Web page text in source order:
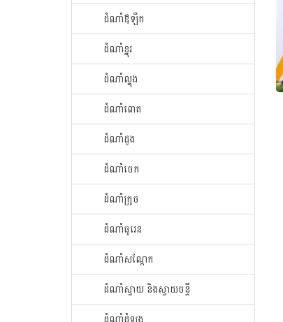
ដំណាំឪឡឹក
ដំណាំខ្នុរ
ដំណាំ​ល្ហុង​
ដំណាំ​ពោត​
ដំណាំ​ដូង​
ដំណាំ​ចេក​
ដំណាំក្រូច​
ដំណាំ​ធូរេន​
ដំណាំ​សណ្ដែក​
ដំណាំ​ស្វាយ​ និងស្វាយចន្ទី
ដំណាំ​ដំឡូង​